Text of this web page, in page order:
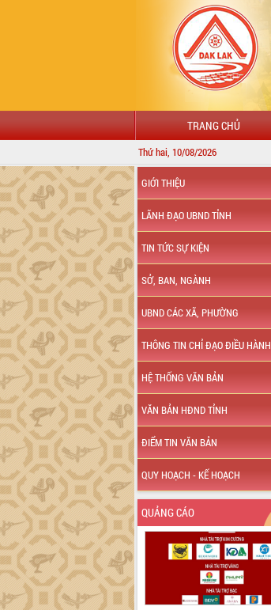
TRANG CHỦ
Thứ hai, 10/08/2026
GIỚI THIỆU
LÃNH ĐẠO UBND TỈNH
TIN TỨC SỰ KIỆN
SỞ, BAN, NGÀNH
UBND CÁC XÃ, PHƯỜNG
THÔNG TIN CHỈ ĐẠO ĐIỀU HÀNH
HỆ THỐNG VĂN BẢN
VĂN BẢN HĐND TỈNH
ĐIỂM TIN VĂN BẢN
QUY HOẠCH - KẾ HOẠCH
QUẢNG CÁO